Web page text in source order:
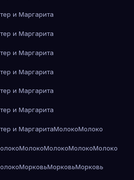
и Маргарита
и Маргарита
и Маргарита
и Маргарита
и Маргарита
и Маргарита
и МаргаритаМолокоМолоко
МолокоМолокоМолокоМолоко
МорковьМорковьМорковь